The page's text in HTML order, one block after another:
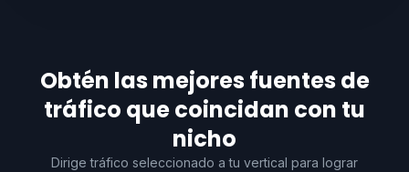
Obtén las mejores fuentes de
tráfico que coincidan con tu
nicho
Dirige tráfico seleccionado a tu vertical para lograr